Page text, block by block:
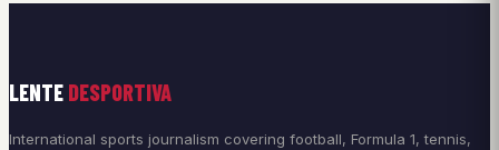
LENTE DESPORTIVA
International sports journalism covering football, Formula 1, tennis,